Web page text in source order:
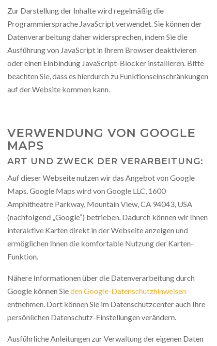
Zur Darstellung der Inhalte wird regelmäßig die
Programmiersprache JavaScript verwendet. Sie können der
Datenverarbeitung daher widersprechen, indem Sie die
Ausführung von JavaScript in Ihrem Browser deaktivieren
oder einen Einbindung JavaScript-Blocker installieren. Bitte
beachten Sie, dass es hierdurch zu Funktionseinschränkungen
auf der Website kommen kann.
VERWENDUNG VON GOOGLE
MAPS
ART UND ZWECK DER VERARBEITUNG:
Auf dieser Webseite nutzen wir das Angebot von Google
Maps. Google Maps wird von Google LLC, 1600
Amphitheatre Parkway, Mountain View, CA 94043, USA
(nachfolgend „Google“) betrieben. Dadurch können wir Ihnen
interaktive Karten direkt in der Webseite anzeigen und
ermöglichen Ihnen die komfortable Nutzung der Karten-
Funktion.
Nähere Informationen über die Datenverarbeitung durch
Google können Sieden Google-Datenschutzhinweisen
entnehmen. Dort können Sie im Datenschutzcenter auch Ihre
persönlichen Datenschutz-Einstellungen verändern.
Ausführliche Anleitungen zur Verwaltung der eigenen Daten